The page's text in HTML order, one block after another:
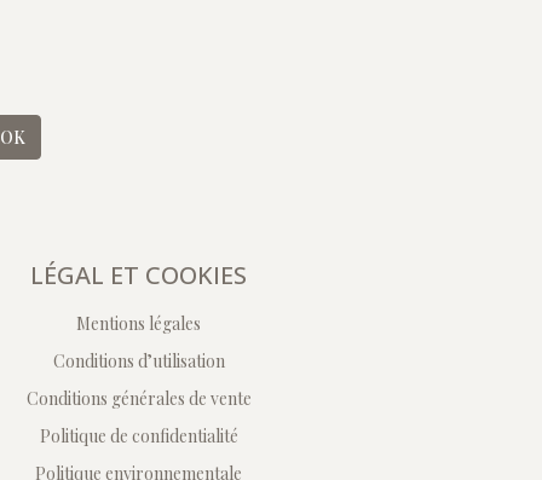
OK
LÉGAL ET COOKIES
Mentions légales
Conditions d’utilisation
Conditions générales de vente
Politique de confidentialité
Politique environnementale